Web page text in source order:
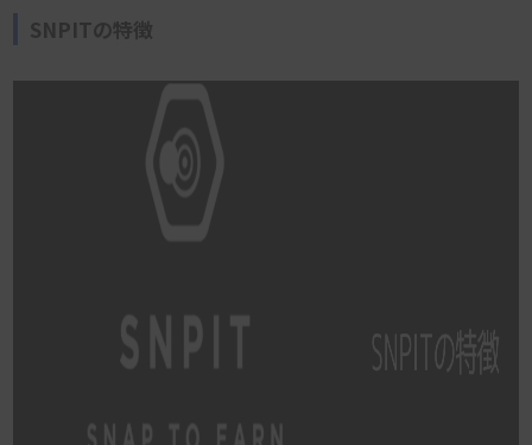
SNPITの特徴